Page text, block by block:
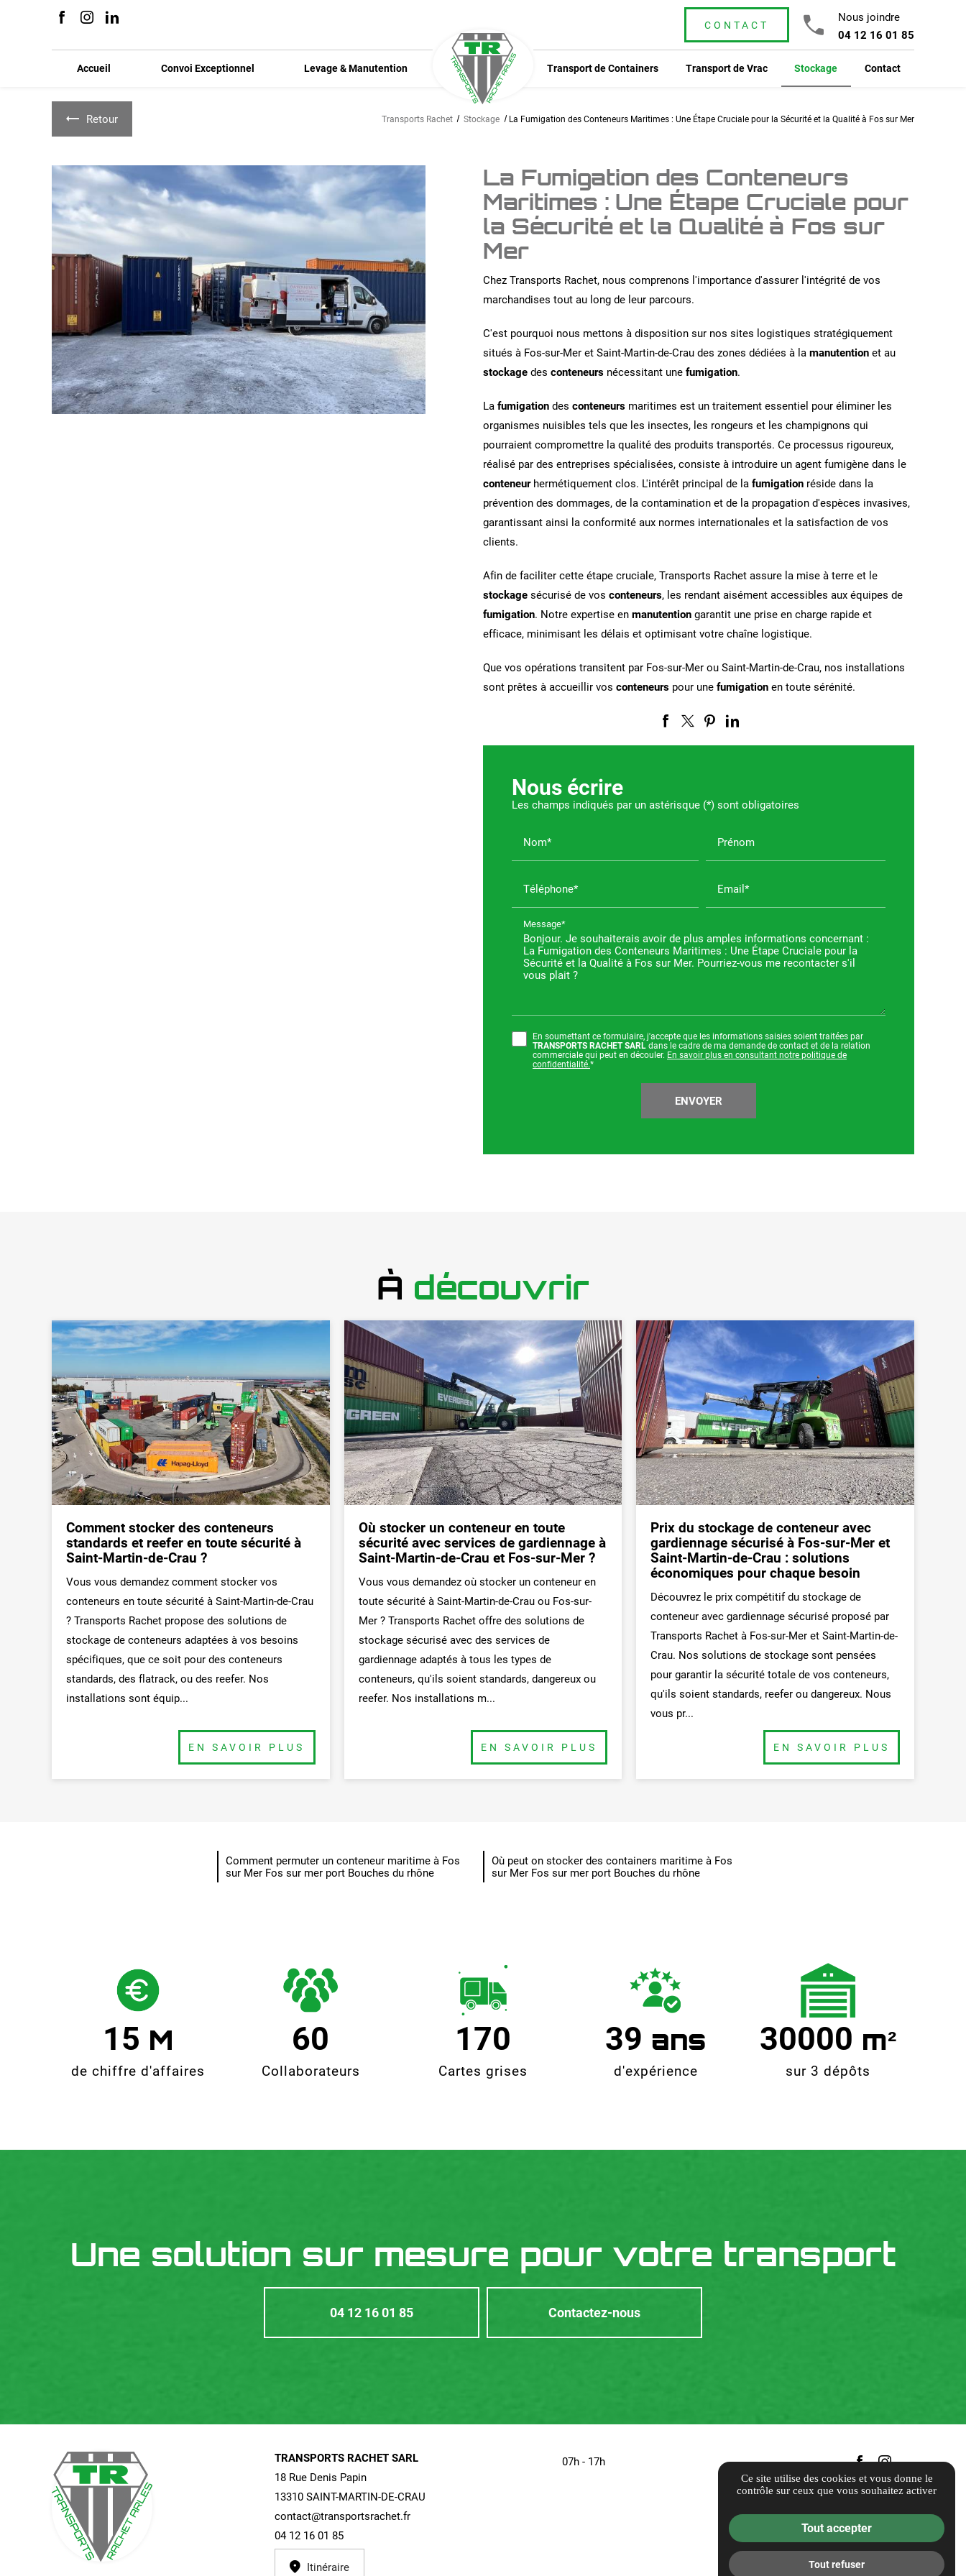
Accueil Convoi Exceptionnel Levage & Manutention
CONTACT
Nous joindre
04 12 16 01 85
Transport de Containers Transport de Vrac Stockage Contact
Transports Rachet Stockage La Fumigation des Conteneurs Maritimes : Une Étape Cruciale pour la Sécurité et la Qualité à Fos sur Mer
Retour
La Fumigation des Conteneurs
Maritimes : Une Étape Cruciale pour
la Sécurité et la Qualité à Fos sur
Mer
Chez Transports Rachet, nous comprenons l'importance d'assurer l'intégrité de vos
marchandises tout au long de leur parcours.
C'est pourquoi nous mettons à disposition sur nos sites logistiques stratégiquement
situés à Fos-sur-Mer et Saint-Martin-de-Crau des zones dédiées à la manutention et au
stockage des conteneurs nécessitant une fumigation.
La fumigation des conteneurs maritimes est un traitement essentiel pour éliminer les
organismes nuisibles tels que les insectes, les rongeurs et les champignons qui
pourraient compromettre la qualité des produits transportés. Ce processus rigoureux,
réalisé par des entreprises spécialisées, consiste à introduire un agent fumigène dans le
conteneurhermétiquement clos. L'intérêt principal de la fumigation réside dans la
prévention des dommages, de la contamination et de la propagation d'espèces invasives,
garantissant ainsi la conformité aux normes internationales et la satisfaction de vos
clients.
Afin de faciliter cette étape cruciale, Transports Rachet assure la mise à terre et le
stockage sécurisé de vos conteneurs, les rendant aisément accessibles aux équipes de
fumigation. Notre expertise en manutention garantit une prise en charge rapide et
efficace, minimisant les délais et optimisant votre chaîne logistique.
Que vos opérations transitent par Fos-sur-Mer ou Saint-Martin-de-Crau, nos installations
sont prêtes à accueillir vos conteneurs pour une fumigation en toute sérénité.
Nous écrire
Les champs indiqués par un astérisque (*) sont obligatoires
Nom* Prénom
Téléphone* Email*
Message*
En soumettant ce formulaire, j'accepte que les informations saisies soient traitées par
TRANSPORTS RACHET SARLdans le cadre de ma demande de contact et de la relation
commerciale qui peut en découler. En savoir plus en consultant notre politique de
confidentialité.*
À découvrir
Comment stocker des conteneurs
standards et reefer en toute sécurité à
Saint-Martin-de-Crau ?
Vous vous demandez comment stocker vos
conteneurs en toute sécurité à Saint-Martin-de-Crau
? Transports Rachet propose des solutions de
stockage de conteneurs adaptées à vos besoins
spécifiques, que ce soit pour des conteneurs
standards, des flatrack, ou des reefer. Nos
installations sont équip...
BUTTON
Où stocker un conteneur en toute
sécurité avec services de gardiennage à
Saint-Martin-de-Crau et Fos-sur-Mer ?
Vous vous demandez où stocker un conteneur en
toute sécurité à Saint-Martin-de-Crau ou Fos-sur-
Mer ? Transports Rachet offre des solutions de
stockage sécurisé avec des services de
gardiennage adaptés à tous les types de
conteneurs, qu'ils soient standards, dangereux ou
reefer. Nos installations m...
BUTTON
Prix du stockage de conteneur avec
gardiennage sécurisé à Fos-sur-Mer et
Saint-Martin-de-Crau : solutions
économiques pour chaque besoin
Découvrez le prix compétitif du stockage de
conteneur avec gardiennage sécurisé proposé par
Transports Rachet à Fos-sur-Mer et Saint-Martin-de-
Crau. Nos solutions de stockage sont pensées
pour garantir la sécurité totale de vos conteneurs,
qu'ils soient standards, reefer ou dangereux. Nous
vous pr...
BUTTON
Comment permuter un conteneur maritime à Fos
sur Mer Fos sur mer port Bouches du rhône
Où peut on stocker des containers maritime à Fos
sur Mer Fos sur mer port Bouches du rhône
15
de chiffre d'affaires
60
Collaborateurs
170
Cartes grises
39
d'expérience
30000
sur 3 dépôts
Une solution sur mesure pour votre transport
04 12 16 01 85 Contactez-nous
TRANSPORTS RACHET SARL
18 Rue Denis Papin
13310 SAINT-MARTIN-DE-CRAU
contact@transportsrachet.fr
04 12 16 01 85
Itinéraire
07h - 17h
Ce site utilise des cookies et vous donne le
contrôle sur ceux que vous souhaitez activer
Tout accepter
Tout refuser